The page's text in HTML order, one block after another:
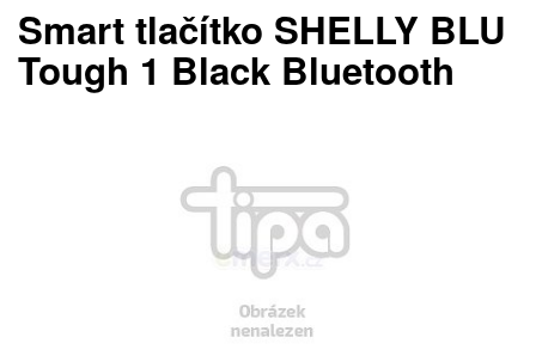
Smart tlačítko SHELLY BLU
Tough 1 Black Bluetooth